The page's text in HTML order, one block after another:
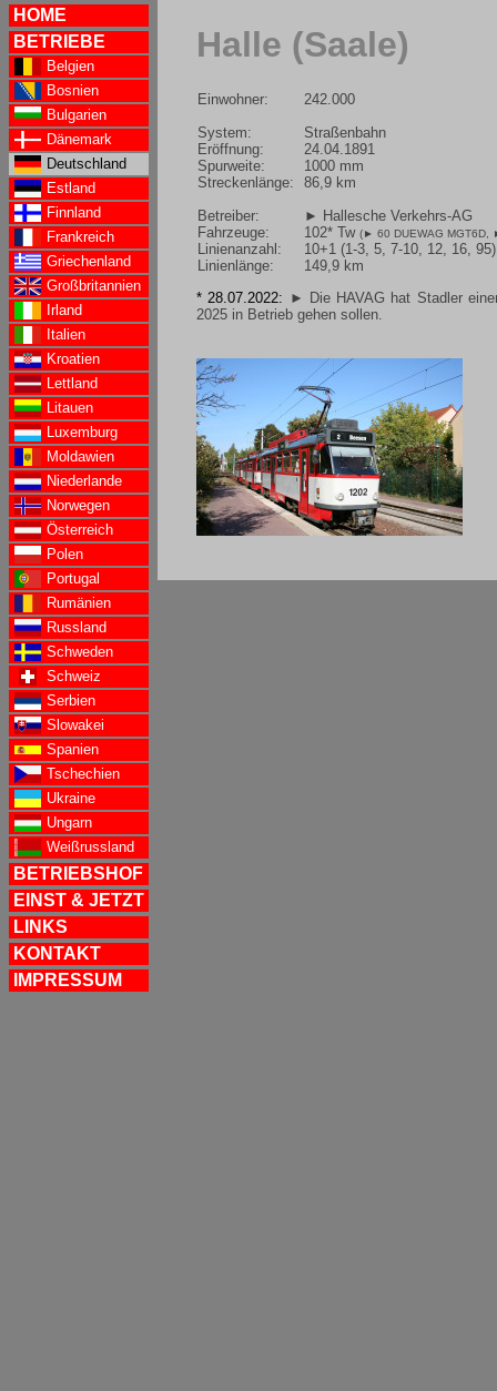
HOME
BETRIEBE
Belgien
Bosnien
Bulgarien
Dänemark
Deutschland
Estland
Finnland
Frankreich
Griechenland
Großbritannien
Irland
Italien
Kroatien
Lettland
Litauen
Luxemburg
Moldawien
Niederlande
Norwegen
Österreich
Polen
Portugal
Rumänien
Russland
Schweden
Schweiz
Serbien
Slowakei
Spanien
Tschechien
Ukraine
Ungarn
Weißrussland
BETRIEBSHOF
EINST & JETZT
LINKS
KONTAKT
IMPRESSUM
Halle (Saale)
Einwohner:
System:
Eröffnung:
Spurweite:
Streckenlänge:
Betreiber:
Fahrzeuge:
Linienanzahl:
Linienlänge:
242.000
Straßenbahn
24.04.1891
1000 mm
86,9 km
► Hallesche Verkehrs-AG
102* Tw (► 60 DUEWAG MGT6D
10+1 (1-3, 5, 7-10, 12, 16, 95)
149,9 km
* 28.07.2022: ► Die HAVAG hat Stadler
2025 in Betrieb gehen sollen.